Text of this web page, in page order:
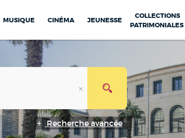
MUSIQUE CINÉMA JEUNESSE
COLLECTIONS
PATRIMONIALES
Recherche avancée